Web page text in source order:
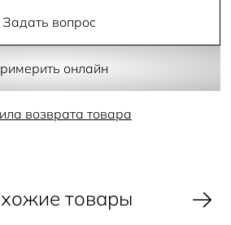
Задать вопрос
онлайн
возврата товара
товары